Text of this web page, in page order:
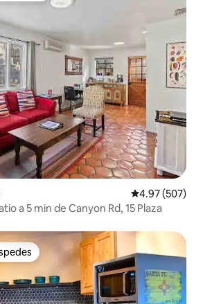
Calificación
4.97 (507)
a 5 min de Canyon Rd, 15 Plaza